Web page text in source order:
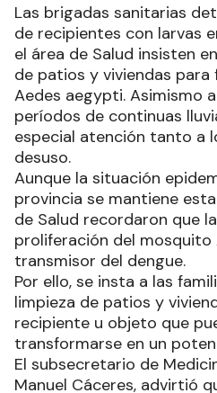
Las brigadas sanitarias
de recipientes con larvas
el área de Salud insisten
de patios y viviendas
Aedes aegypti. Asimismo
períodos de continuas
especial atención tanto a
desuso.
Aunque la situación
provincia se mantiene
de Salud recordaron que
proliferación del mosquito
transmisor del dengue.
Por ello, se insta a las
limpieza de patios y
recipiente u objeto que
transformarse en un
El subsecretario de
Manuel Cáceres, advirtió